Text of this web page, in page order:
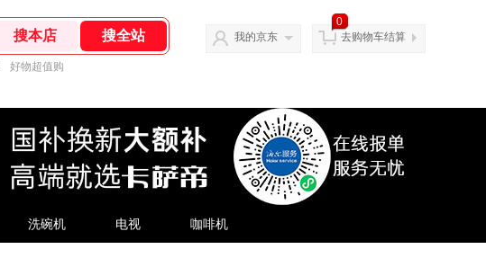
好物超值购
我的京东
0
去购物车结算
洗碗机 电视 咖啡机